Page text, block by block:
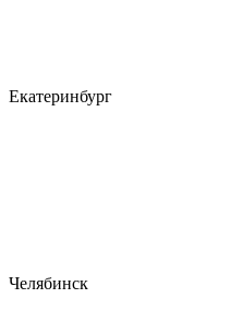
Екатеринбург
Челябинск